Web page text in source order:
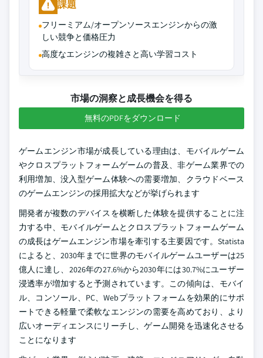
課題
フリーミアム/オープンソースエンジンからの激
しい競争と価格圧力
高度なエンジンの複雑さと高い学習コスト
市場の洞察と成長機会を得る
無料のPDFをダウンロード
ゲームエンジン市場が成長している理由は、モバイルゲーム
やクロスプラットフォームゲームの普及、非ゲーム業界での
利用増加、没入型ゲーム体験への需要増加、クラウドベース
のゲームエンジンの採用拡大などが挙げられます
開発者が複数のデバイスを横断した体験を提供することに注
力する中、モバイルゲームとクロスプラットフォームゲーム
の成長はゲームエンジン市場を牽引する主要因です。Statista
によると、2030年までに世界のモバイルゲームユーザーは25
億人に達し、2026年の27.6%から2030年には30.7%にユーザー
浸透率が増加すると予測されています。この傾向は、モバイ
ル、コンソール、PC、Webプラットフォームを効果的にサポ
ートできる軽量で柔軟なエンジンの需要を高めており、より
広いオーディエンスにリーチし、ゲーム開発を迅速化させる
ことになります